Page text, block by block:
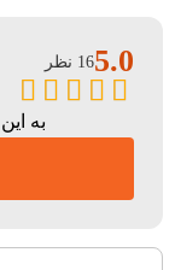
5.016 نظر
به